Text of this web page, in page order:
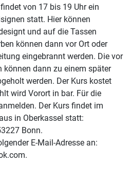
von 17 bis 19 Uhr ein
statt. Hier können
und auf die Tassen
können dann vor Ort oder
eingebrannt werden. Die vor
können dann zu einem später
werden. Der Kurs kostet
wird Vorort in bar. Für die
Der Kurs findet im
in Oberkassel statt:
Bonn.
E-Mail-Adresse an: